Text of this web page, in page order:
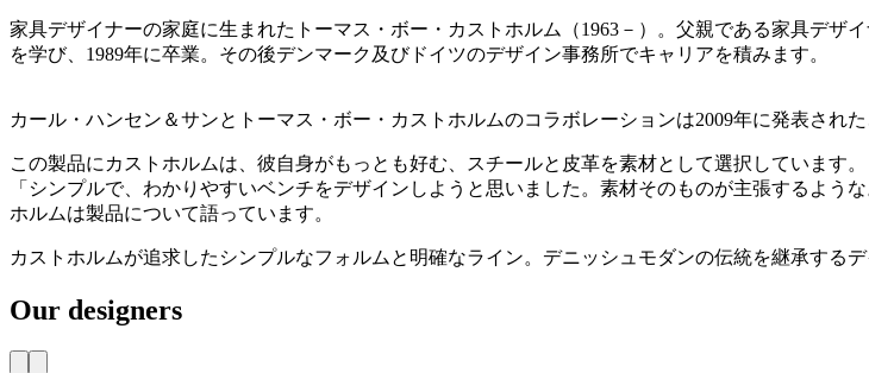
家具デザイナーの家庭に生まれたトーマス・ボー・カストホルム（1963－）。父親である家具デ
を学び、1989年に卒業。その後デンマーク及びドイツのデザイン事務所でキャリアを積みます。
カール・ハンセン＆サンとトーマス・ボー・カストホルムのコラボレーションは2009年に発表され
この製品にカストホルムは、彼自身がもっとも好む、スチールと皮革を素材として選択しています。
「シンプルで、わかりやすいベンチをデザインしようと思いました。素材そのものが主張するよ
ホルムは製品について語っています。
カストホルムが追求したシンプルなフォルムと明確なライン。デニッシュモダンの伝統を継承する
Our designers